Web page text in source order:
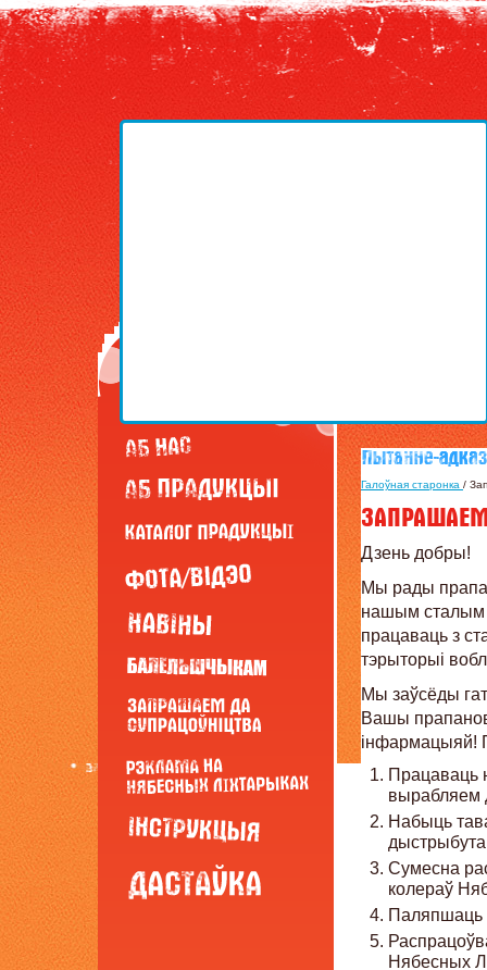
Галоўная старонка /
Дзень добры!
Мы рады
нашым сталым
працаваць з
тэрыторыі
Мы заўсёды
Вашы
інфармацыяй!
Працаваць
вырабляем
Набыць
Сумесна
колераў
Паляпшаць
Нябесных